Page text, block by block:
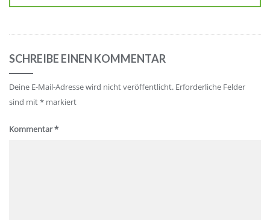
SCHREIBE EINEN KOMMENTAR
Deine E-Mail-Adresse wird nicht veröffentlicht. Erforderliche Felder
sind mit* markiert
Kommentar*